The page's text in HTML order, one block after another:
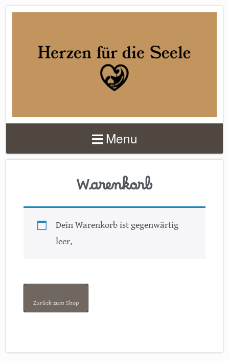
HERZENMACHER
Menu
Warenkorb
Dein Warenkorb ist gegenwärtig
leer.
Zurück zum Shop